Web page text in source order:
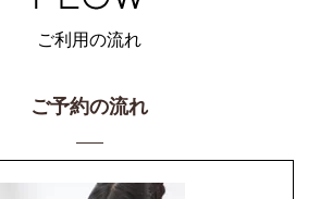
ご利用の流れ
ご予約の流れ